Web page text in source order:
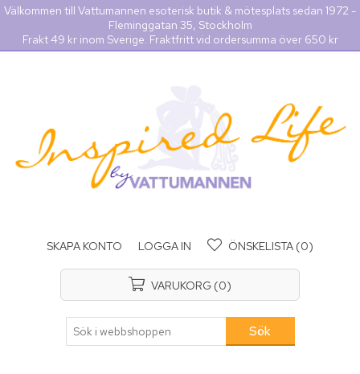
Välkommen till Vattumannen esoterisk butik & mötesplats sedan 1972 -
Fleminggatan 35, Stockholm
Frakt 49 kr inom Sverige. Fraktfritt vid ordersumma över 650 kr
SKAPA KONTO LOGGA IN ÖNSKELISTA (0)
VARUKORG (0)